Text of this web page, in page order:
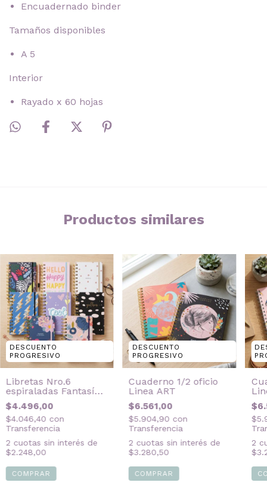
Encuadernado binder
Tamaños disponibles
A 5
Interior
Rayado x 60 hojas
Productos similares
DESCUENTO
PROGRESIVO
Libretas Nro.6
espiraladas Fantasía
Mujer
$4.496,00
$4.046,40 con
Transferencia
2 cuotas sin interés de
$2.248,00
COMPRAR
DESCUENTO
PROGRESIVO
Cuaderno 1/2 oficio
Linea ART
$6.561,00
$5.904,90 con
Transferencia
2 cuotas sin interés de
$3.280,50
COMPRAR
2